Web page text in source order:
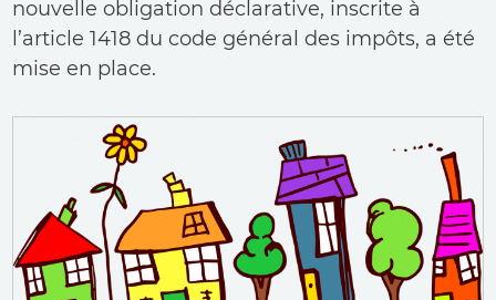
nouvelle obligation déclarative, inscrite à
l’article 1418 du code général des impôts, a été
mise en place.